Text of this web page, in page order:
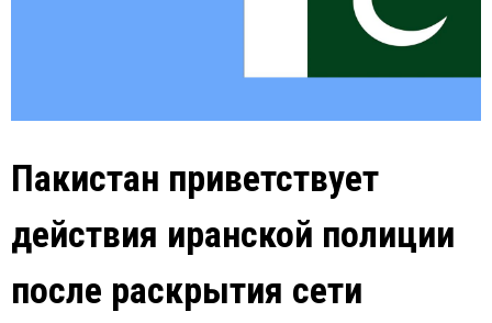
Пакистан приветствует
действия иранской полиции
после раскрытия сети